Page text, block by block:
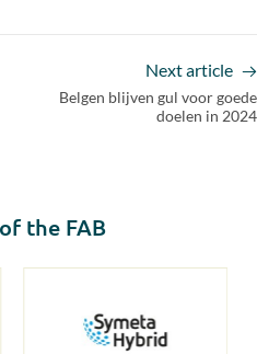
Next article
Belgen blijven gul voor goede
doelen in 2024
the FAB